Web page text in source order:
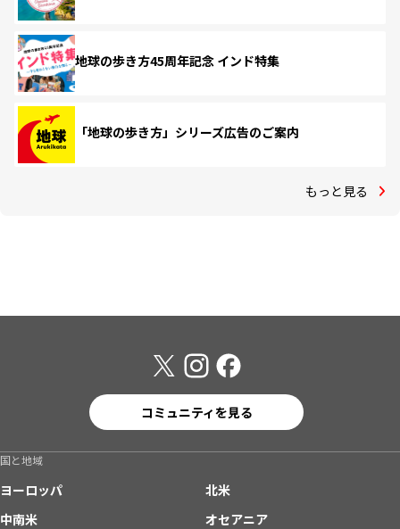
地球の歩き方45周年記念 インド特集
「地球の歩き方」シリーズ広告のご案内
もっと見る
コミュニティを見る
国と地域
ヨーロッパ
北米
中南米
オセアニア